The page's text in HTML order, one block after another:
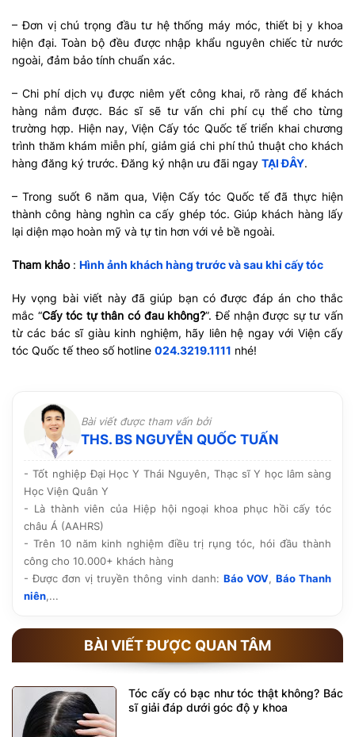
– Đơn vị chú trọng đầu tư hệ thống máy móc, thiết bị y khoa
hiện đại. Toàn bộ đều được nhập khẩu nguyên chiếc từ nước
ngoài, đảm bảo tính chuẩn xác.
– Chi phí dịch vụ được niêm yết công khai, rõ ràng để khách
hàng nắm được. Bác sĩ sẽ tư vấn chi phí cụ thể cho từng
trường hợp. Hiện nay, Viện Cấy tóc Quốc tế triển khai chương
trình thăm khám miễn phí, giảm giá chi phí thủ thuật cho khách
hàng đăng ký trước. Đăng ký nhận ưu đãi ngay TẠI ĐÂY.
– Trong suốt 6 năm qua, Viện Cấy tóc Quốc tế đã thực hiện
thành công hàng nghìn ca cấy ghép tóc. Giúp khách hàng lấy
lại diện mạo hoàn mỹ và tự tin hơn với vẻ bề ngoài.
Tham khảo: Hình ảnh khách hàng trước và sau khi cấy tóc
Hy vọng bài viết này đã giúp bạn có được đáp án cho thắc
mắc “Cấy tóc tự thân có đau không?”. Để nhận được sự tư vấn
từ các bác sĩ giàu kinh nghiệm, hãy liên hệ ngay với Viện cấy
tóc Quốc tế theo số hotline 024.3219.1111 nhé!
Bài viết được tham vấn bởi
THS. BS NGUYỄN QUỐC TUẤN
- Tốt nghiệp Đại Học Y Thái Nguyên, Thạc sĩ Y học lâm sàng
Học Viện Quân Y
- Là thành viên của Hiệp hội ngoại khoa phục hồi cấy tóc
châu Á (AAHRS)
- Trên 10 năm kinh nghiệm điều trị rụng tóc, hói đầu thành
công cho 10.000+ khách hàng
- Được đơn vị truyền thông vinh danh: Báo VOV, Báo Thanh
niên,...
BÀI VIẾT ĐƯỢC QUAN TÂM
Tóc cấy có bạc như tóc thật không? Bác
sĩ giải đáp dưới góc độ y khoa